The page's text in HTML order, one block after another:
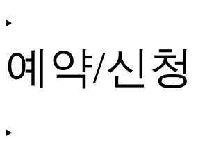
예약/신청